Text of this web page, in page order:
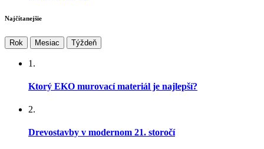
Najčítanejšie
Rok Mesiac Týždeň
1.
Ktorý EKO murovací materiál je najlepší?
2.
Drevostavby v modernom 21. storočí